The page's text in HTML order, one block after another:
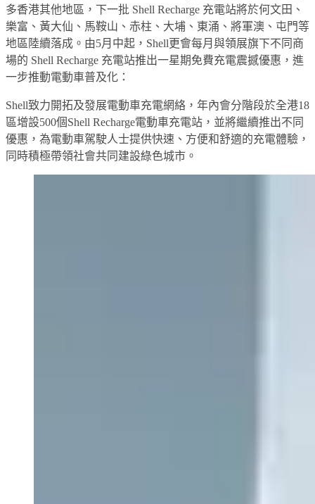
多香港其他地區，下一批 Shell Recharge 充電站將於何文田、
樂富、黃大仙、馬鞍山、赤柱、大埔、東涌、將軍澳、屯門等
地區陸續落成。由5月中起，Shell更會每月與領展旗下不同商
場的 Shell Recharge 充電站推出一星期免費充電震撼優惠，進
一步推動電動車普及化：
Shell致力開拓及發展電動車充電網絡，年內會分階段於全港18
區增設500個Shell Recharge電動車充電站，並將繼續推出不同
優惠，為電動車駕駛人士提供快速、方便和舒適的充電體驗，
同時積極帶領社會共同建設綠色城市。